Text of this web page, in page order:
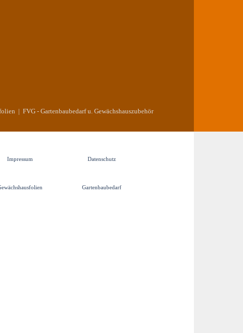
| FVG - Gartenbaubedarf u. Gewächshauszubehör
Impressum ▼Datenschutz
▼ ▼
Gartenbaubedarf